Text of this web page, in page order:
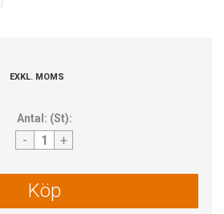
EXKL. MOMS
Antal: (St):
- +
Köp